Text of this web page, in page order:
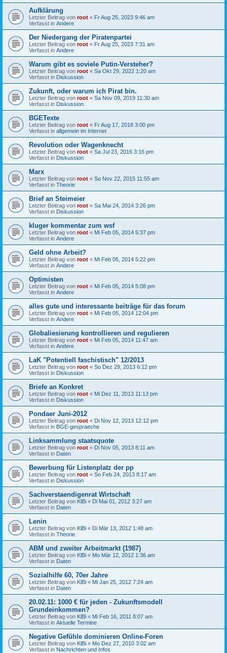
Aufklärung
Letzter Beitrag von root « Fr Aug 25, 2023 9:46 am
Verfasst in Andere
Der Niedergang der Piratenpartei
Letzter Beitrag von root « Fr Aug 25, 2023 7:31 am
Verfasst in Andere
Warum gibt es soviele Putin-Versteher?
Letzter Beitrag von root « Sa Okt 29, 2022 1:20 am
Verfasst in Diskussion
Zukunft, oder warum ich Pirat bin.
Letzter Beitrag von root « Sa Nov 09, 2019 11:30 am
Verfasst in Diskussion
BGETexte
Letzter Beitrag von root « Fr Aug 17, 2018 3:00 pm
Verfasst in allgemein im Internet
Revolution oder Wagenknecht
Letzter Beitrag von root « Sa Jul 23, 2016 3:16 pm
Verfasst in Diskussion
Marx
Letzter Beitrag von root « So Nov 22, 2015 11:55 am
Verfasst in Theorie
Brief an Steimeier
Letzter Beitrag von root « Sa Mai 24, 2014 3:26 pm
Verfasst in Diskussion
kluger kommentar zum wsf
Letzter Beitrag von root « Mi Feb 05, 2014 5:37 pm
Verfasst in Andere
Geld ohne Arbeit?
Letzter Beitrag von root « Mi Feb 05, 2014 5:22 pm
Verfasst in Andere
Optimisten
Letzter Beitrag von root « Mi Feb 05, 2014 5:08 pm
Verfasst in Andere
alles gute und interessante beiträge für das forum
Letzter Beitrag von root « Mi Feb 05, 2014 12:04 pm
Verfasst in Andere
Globaliesierung kontrollieren und regulieren
Letzter Beitrag von root « Mi Feb 05, 2014 11:47 am
Verfasst in Andere
LaK "Potentiell faschistisch" 12/2013
Letzter Beitrag von root « So Dez 29, 2013 6:12 pm
Verfasst in Diskussion
Briefe an Konkret
Letzter Beitrag von root « Mi Dez 11, 2013 11:13 pm
Verfasst in Diskussion
Pondaer Juni-2012
Letzter Beitrag von root « Di Nov 12, 2013 12:12 pm
Verfasst in BGE-gespraeche
Linksammlung staatsquote
Letzter Beitrag von root « Di Nov 05, 2013 8:11 am
Verfasst in Daten
Bewerbung für Listenplatz der pp
Letzter Beitrag von root « So Feb 24, 2013 8:17 am
Verfasst in Diskussion
Sachverstaendigenrat Wirtschaft
Letzter Beitrag von KlBi « Di Mai 01, 2012 3:27 am
Verfasst in Daten
Lenin
Letzter Beitrag von KlBi « Di Mär 13, 2012 1:48 am
Verfasst in Theorie
ABM und zweiter Arbeitmarkt (1987)
Letzter Beitrag von KlBi « Mo Mär 12, 2012 1:36 am
Verfasst in Daten
Sozialhilfe 60, 70er Jahre
Letzter Beitrag von KlBi « Mi Jan 25, 2012 7:24 am
Verfasst in Daten
20.02.11: 1000 € für jeden - Zukunftsmodell
Grundeinkommen?
Letzter Beitrag von KlBi « Mi Feb 16, 2011 8:07 am
Verfasst in Aktuelle Termine
Negative Gefühle dominieren Online-Foren
Letzter Beitrag von KlBi « Mo Dez 27, 2010 3:02 am
Verfasst in Nachrichten und Infos